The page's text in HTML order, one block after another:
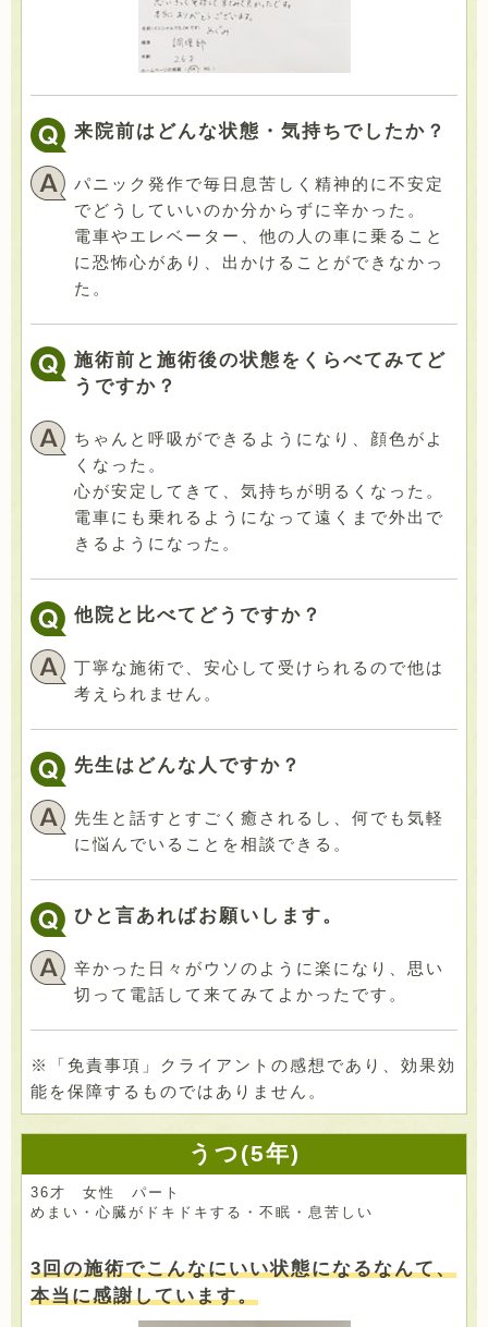
来院前はどんな状態・気持ちでしたか？
パニック発作で毎日息苦しく精神的に不安定
でどうしていいのか分からずに辛かった。
電車やエレベーター、他の人の車に乗ること
に恐怖心があり、出かけることができなかっ
た。
施術前と施術後の状態をくらべてみてど
うですか？
ちゃんと呼吸ができるようになり、顔色がよ
くなった。
心が安定してきて、気持ちが明るくなった。
電車にも乗れるようになって遠くまで外出で
きるようになった。
他院と比べてどうですか？
丁寧な施術で、安心して受けられるので他は
考えられません。
先生はどんな人ですか？
先生と話すとすごく癒されるし、何でも気軽
に悩んでいることを相談できる。
ひと言あればお願いします。
辛かった日々がウソのように楽になり、思い
切って電話して来てみてよかったです。
※「免責事項」クライアントの感想であり、効果効
能を保障するものではありません。
うつ(5年)
36才 女性 パート
めまい・心臓がドキドキする・不眠・息苦しい
3回の施術でこんなにいい状態になるなんて、
本当に感謝しています。